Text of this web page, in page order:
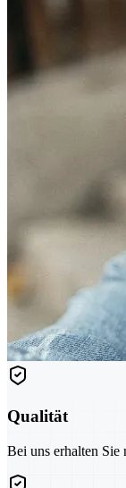
Qualität
Bei uns erhalten Sie